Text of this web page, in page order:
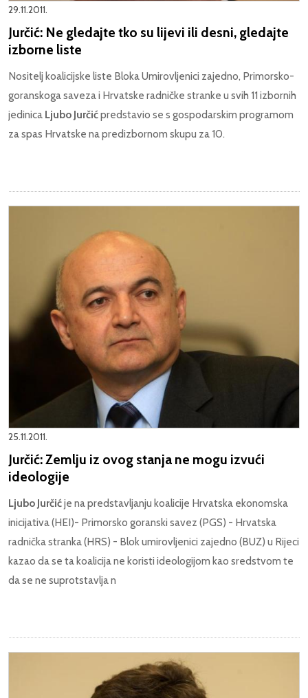
29.11.2011.
Jurčić: Ne gledajte tko su lijevi ili desni, gledajte
izborne liste
Nositelj koalicijske liste Bloka Umirovljenici zajedno, Primorsko-
goranskoga saveza i Hrvatske radničke stranke u svih 11 izbornih
jedinica Ljubo Jurčićpredstavio se s gospodarskim programom
za spas Hrvatske na predizbornom skupu za 10.
25.11.2011.
Jurčić: Zemlju iz ovog stanja ne mogu izvući
ideologije
Ljubo Jurčićje na predstavljanju koalicije Hrvatska ekonomska
inicijativa (HEI)- Primorsko goranski savez (PGS) - Hrvatska
radnička stranka (HRS) - Blok umirovljenici zajedno (BUZ) u Rijeci
kazao da se ta koalicija ne koristi ideologijom kao sredstvom te
da se ne suprotstavlja n